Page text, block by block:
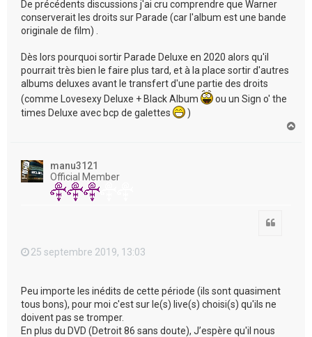
De précédents discussions j'ai cru comprendre que Warner
conserverait les droits sur Parade (car l'album est une bande
originale de film) .
Dès lors pourquoi sortir Parade Deluxe en 2020 alors qu'il
pourrait très bien le faire plus tard, et à la place sortir d'autres
albums deluxes avant le transfert d'une partie des droits
(comme Lovesexy Deluxe + Black Album
ou un Sign o' the
times Deluxe avec bcp de galettes
)
manu3121
Official Member
25 septembre 2019, 13:03
Peu importe les inédits de cette période (ils sont quasiment
tous bons), pour moi c'est sur le(s) live(s) choisi(s) qu'ils ne
doivent pas se tromper.
En plus du DVD (Detroit 86 sans doute), J’espère qu'il nous